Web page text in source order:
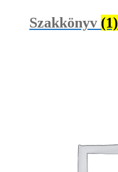
Szakkönyv (1)